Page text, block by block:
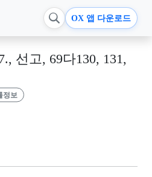
OX 앱 다운로드
선고, 69다130, 131,
정보